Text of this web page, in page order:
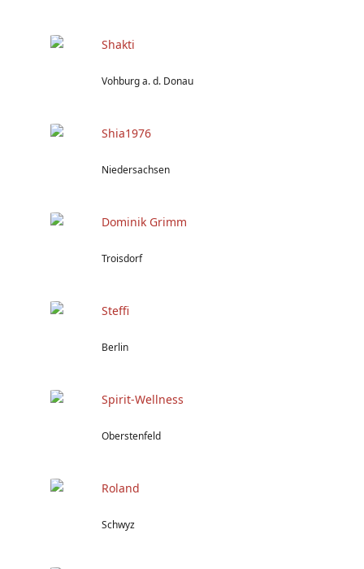
Shakti
Vohburg a. d. Donau
Shia1976
Niedersachsen
Dominik Grimm
Troisdorf
Steffi
Berlin
Spirit-Wellness
Oberstenfeld
Roland
Schwyz